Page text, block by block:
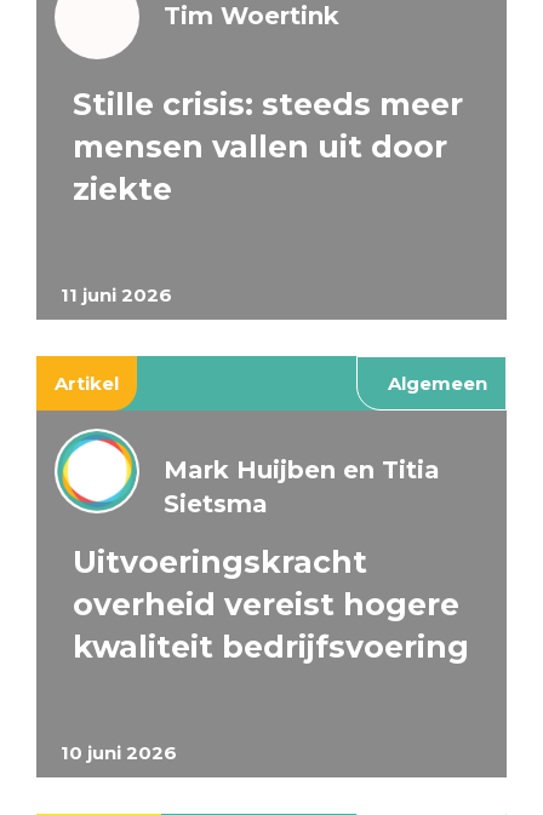
11 juni 2026
Tim Woertink
Stille crisis: steeds meer
mensen vallen uit door
ziekte
Artikel Algemeen
10 juni 2026
Mark Huijben en Titia
Sietsma
Uitvoeringskracht
overheid vereist hogere
kwaliteit bedrijfsvoering